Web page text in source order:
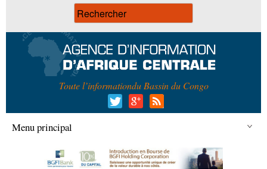
Toute l’informationdu Bassin du Congo
Menu principal